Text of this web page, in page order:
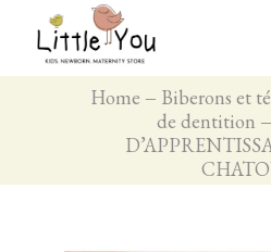
Home Biberons et
de dentition